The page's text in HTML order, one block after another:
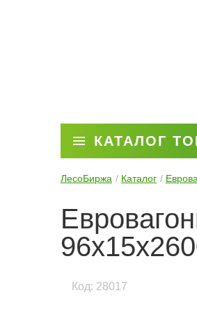
КАТАЛОГ
ЛесоБиржа Каталог
Код: 28017